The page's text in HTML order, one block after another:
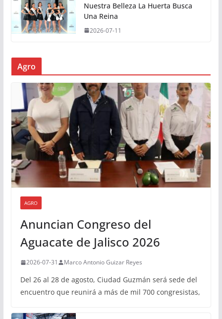
Nuestra Belleza La Huerta Busca
Una Reina
2026-07-11
Agro
AGRO
Anuncian Congreso del
Aguacate de Jalisco 2026
2026-07-31 Marco Antonio Guizar Reyes
Del 26 al 28 de agosto, Ciudad Guzmán será sede del
encuentro que reunirá a más de mil 700 congresistas,